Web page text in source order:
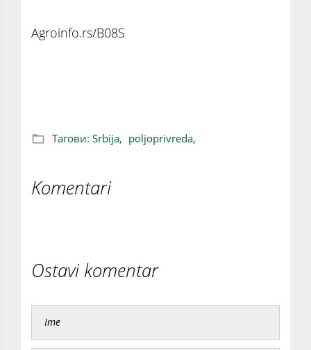
Agroinfo.rs/B08S
Тагови: Srbija, poljoprivreda,
Komentari
Ostavi komentar